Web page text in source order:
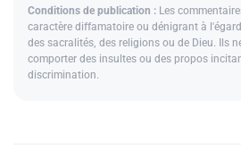
Conditions de publication : Les
caractère diffamatoire ou dénigrant à
des sacralités, des religions ou de Dieu. Ils
comporter des insultes ou des propos
discrimination.